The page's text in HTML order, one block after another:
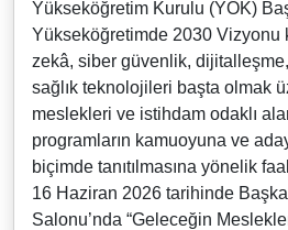
Yükseköğretim Kurulu (YÖK)
Yükseköğretimde 2030 Vizyonu
zekâ, siber güvenlik,
sağlık teknolojileri başta olmak
meslekleri ve istihdam odaklı
programların kamuoyuna ve
biçimde tanıtılmasına yönelik
16 Haziran 2026 tarihinde
Salonu’nda “Geleceğin